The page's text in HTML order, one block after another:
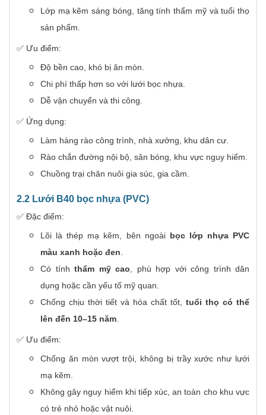
Lớp mạ kẽm sáng bóng, tăng tính thẩm mỹ và tuổi thọ
sản phẩm.
✅ Ưu điểm:
Độ bền cao, khó bị ăn mòn.
Chi phí thấp hơn so với lưới bọc nhựa.
Dễ vận chuyển và thi công.
✅ Ứng dụng:
Làm hàng rào công trình, nhà xưởng, khu dân cư.
Rào chắn đường nội bộ, sân bóng, khu vực nguy hiểm.
Chuồng trại chăn nuôi gia súc, gia cầm.
2.2 Lưới B40 bọc nhựa (PVC)
✅ Đặc điểm:
Lõi là thép mạ kẽm, bên ngoài bọc lớp nhựa PVC
màu xanh hoặc đen.
Có tính thẩm mỹ cao, phù hợp với công trình dân
dụng hoặc cần yếu tố mỹ quan.
Chống chịu thời tiết và hóa chất tốt, tuổi thọ có thể
lên đến 10–15 năm.
✅ Ưu điểm:
Chống ăn mòn vượt trội, không bị trầy xước như lưới
mạ kẽm.
Không gây nguy hiểm khi tiếp xúc, an toàn cho khu vực
có trẻ nhỏ hoặc vật nuôi.